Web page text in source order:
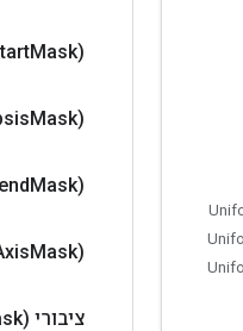
Mask)
Mask)
Mask)
Mask)
ציבורי